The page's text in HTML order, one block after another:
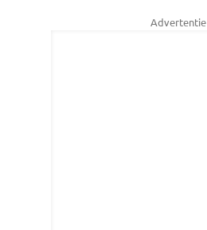
Advertentie